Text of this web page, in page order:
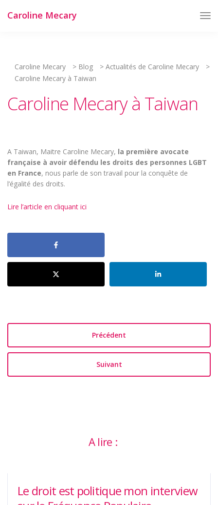
Caroline Mecary
Caroline Mecary > Blog > Actualités de Caroline Mecary
>
Caroline Mecary à Taiwan
Caroline Mecary à Taiwan
A Taiwan, Maitre Caroline Mecary, la première avocate
française à avoir défendu les droits des personnes LGBT
en France, nous parle de son travail pour la conquête de
l’égalité des droits.
Lire l’article en cliquant ici
Précédent
Suivant
A lire :
Le droit est politique mon interview